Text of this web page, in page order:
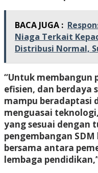
BACA JUGA :
Niaga Terkait
Distribusi Normal,
“Untuk membangun
efisien, dan berdaya
mampu beradaptasi
menguasai
yang sesuai dengan
pengembangan
bersama antara
lembaga